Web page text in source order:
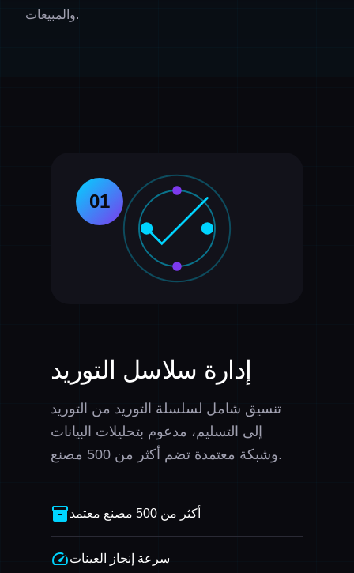
والمبيعات.
01
إدارة سلاسل التوريد
تنسيق شامل لسلسلة التوريد من التوريد
إلى التسليم، مدعوم بتحليلات البيانات
وشبكة معتمدة تضم أكثر من 500 مصنع.
inventory_2 أكثر من 500 مصنع معتمد
speedسرعة إنجاز العينات